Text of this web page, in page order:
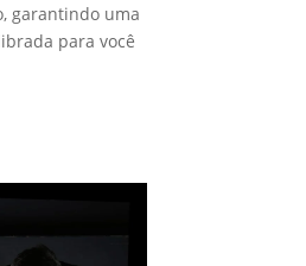
garantindo uma
para você